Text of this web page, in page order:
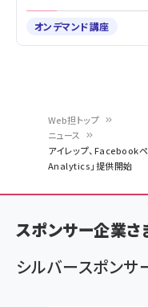
く
ず
Web担トップ
ニュース
アイレップ、Facebook
Analytics」提供開始
オンデマンド講座
スポンサー企業さ
シルバースポンサ